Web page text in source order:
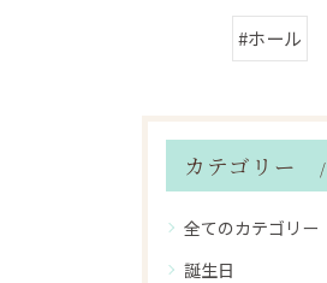
#ホール
カテゴリー
全てのカテゴリー
誕生日